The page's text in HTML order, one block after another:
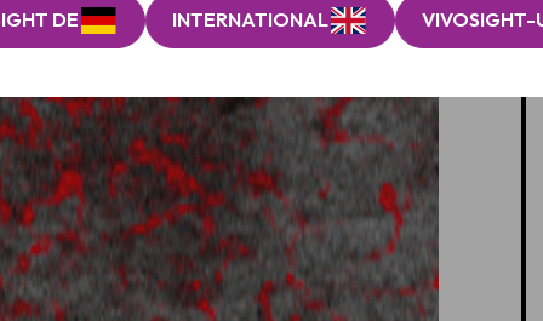
DE INTERNATIONAL VIVOSIGHT-